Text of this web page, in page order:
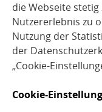
die Webseite
Nutzererlebnis zu
Nutzung der
der
„Cookie-
Cookie-
Ein Blick in andere Länder
Kita